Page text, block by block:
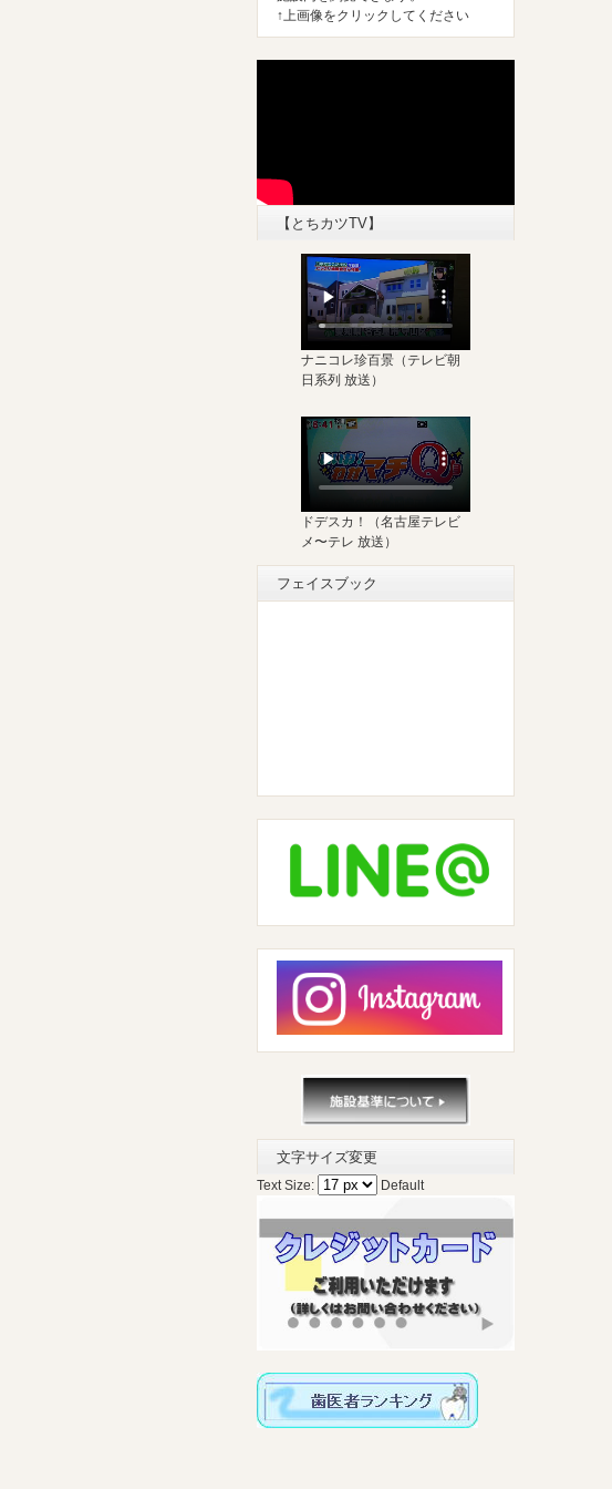
↑上画像をクリックしてください
【とちカツTV】
ナニコレ珍百景 （テレビ朝
日系列 放送）
ドデスカ！（名古屋テレビ
メ〜テレ 放送）
フェイスブック
文字サイズ変更
Text Size: Default